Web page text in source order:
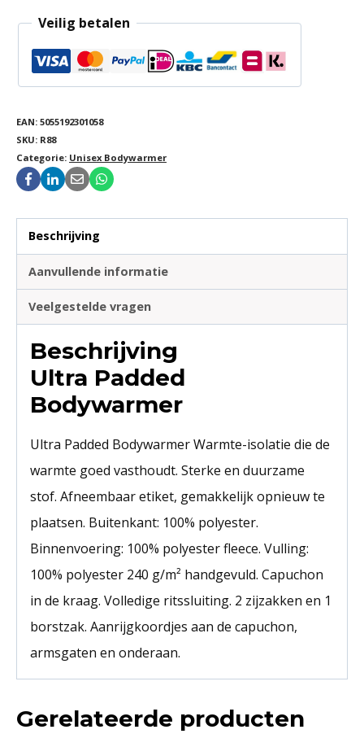
Veilig betalen
EAN: 5055192301058
SKU: R88
Categorie: Unisex Bodywarmer
Beschrijving
Aanvullende informatie
Veelgestelde vragen
Beschrijving
Ultra Padded
Bodywarmer
Ultra Padded Bodywarmer Warmte-isolatie die de
warmte goed vasthoudt. Sterke en duurzame
stof. Afneembaar etiket, gemakkelijk opnieuw te
plaatsen. Buitenkant: 100% polyester.
Binnenvoering: 100% polyester fleece. Vulling:
100% polyester 240 g/m² handgevuld. Capuchon
in de kraag. Volledige ritssluiting. 2 zijzakken en 1
borstzak. Aanrijgkoordjes aan de capuchon,
armsgaten en onderaan.
Gerelateerde producten